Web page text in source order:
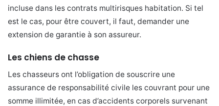
incluse dans les contrats multirisques habitation. Si tel
est le cas, pour être couvert, il faut, demander une
extension de garantie à son assureur.
Les chiens de chasse
Les chasseurs ont l’obligation de souscrire une
assurance de responsabilité civile les couvrant pour une
somme illimitée, en cas d’accidents corporels survenant